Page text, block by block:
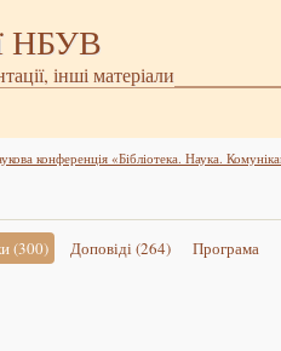
НБУВ
інші матеріали
(300) Доповіді (264) Програма